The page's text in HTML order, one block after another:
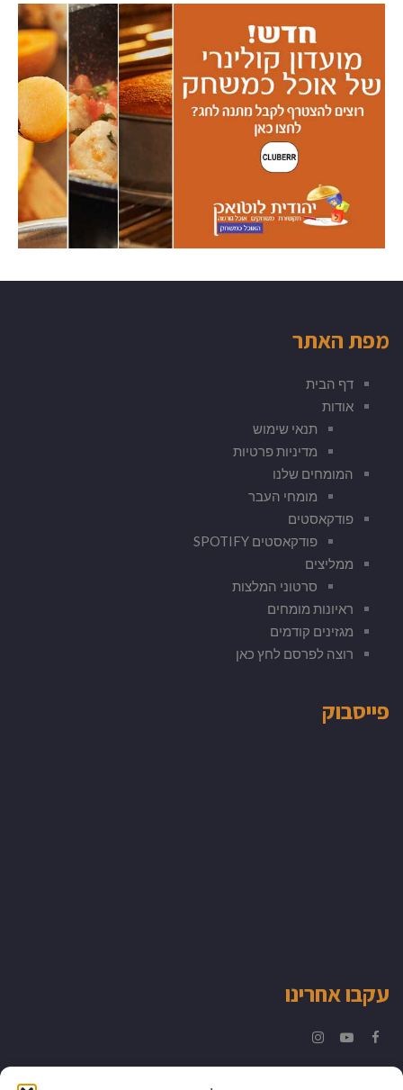
מפת האתר
דף הבית
אודות
תנאי שימוש
מדיניות פרטיות
המומחים שלנו
מומחי העבר
פודקאסטים
פודקאסטים SPOTIFY
ממליצים
סרטוני המלצות
ראיונות מומחים
מגזינים קודמים
רוצה לפרסם לחץ כאן
פייסבוק
עקבו אחרינו